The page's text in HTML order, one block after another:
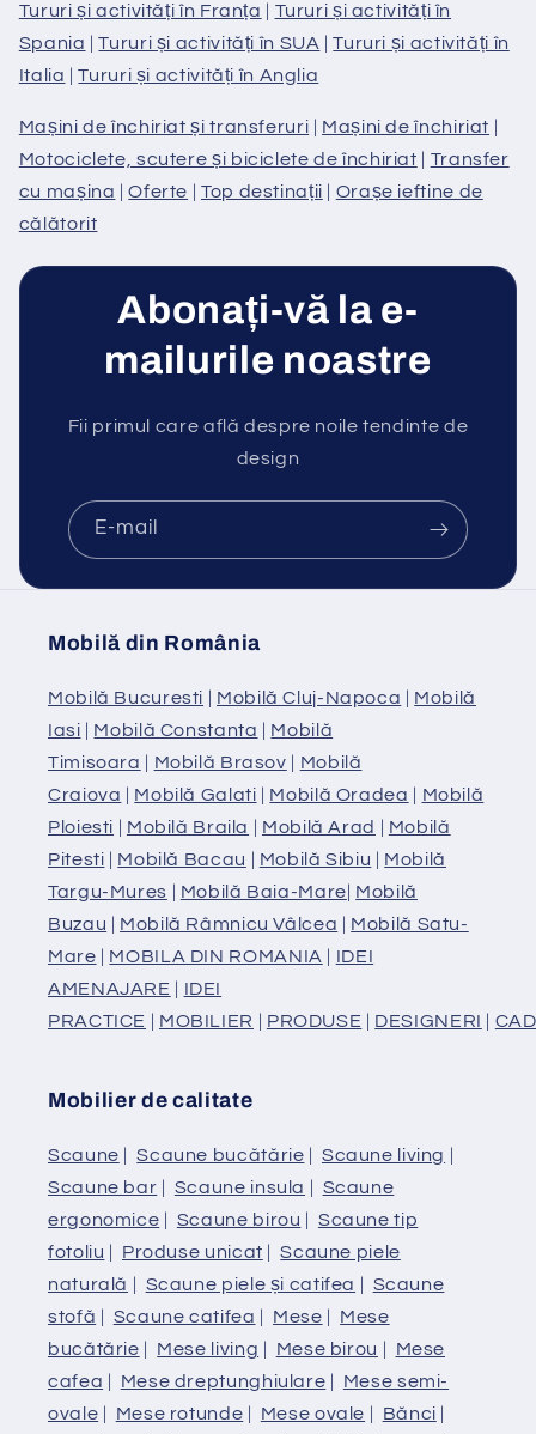
Tururi și activități în Franța
Tururi și activități în
Spania |Tururi și activități în SUA |Tururi și activități în
Italia |Tururi și activități în Anglia
Mașini de închiriat și transferuri Mașini de închiriat
Motociclete, scutere și biciclete de închiriat
Transfer
cu mașina |Oferte Top destinații
Orașe ieftine de
călătorit
Abonați-vă la e-
mailurile noastre
Fii primul care află despre noile tendinte de
design
E-mail
Mobilă din România
Mobilă Bucuresti | Mobilă Cluj-Napoca | Mobilă
Iasi | Mobilă Constanta | Mobilă
Timisoara | Mobilă Brasov | Mobilă
Craiova | Mobilă Galati | Mobilă Oradea | Mobilă
Ploiesti | Mobilă Braila | Mobilă Arad | Mobilă
Pitesti | Mobilă Bacau | Mobilă Sibiu | Mobilă
Targu-Mures | Mobilă Baia-Mare| Mobilă
Buzau | Mobilă Râmnicu Vâlcea | Mobilă Satu-
Mare | MOBILA DIN ROMANIA | IDEI
AMENAJARE | IDEI
PRACTICE | MOBILIER | PRODUSE | DESIGNERI |
Mobilier de calitate
Scaune |Scaune bucătărie | Scaune living |
Scaune bar | Scaune insula | Scaune
ergonomice | Scaune birou | Scaune tip
fotoliu | Produse unicat |Scaune piele
naturală | Scaune piele și catifea | Scaune
stofă | Scaune catifea | Mese | Mese
bucătărie | Mese living | Mese birou | Mese
cafea | Mese dreptunghiulare | Mese semi-
ovale | Mese rotunde | Mese ovale | Bănci |